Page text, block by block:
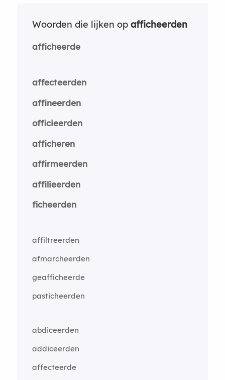
Woorden die lijken op afficheerden
afficheerde
affecteerden
affineerden
officieerden
afficheren
affirmeerden
affilieerden
ficheerden
affiltreerden
afmarcheerden
geafficheerde
pasticheerden
abdiceerden
addiceerden
affecteerde